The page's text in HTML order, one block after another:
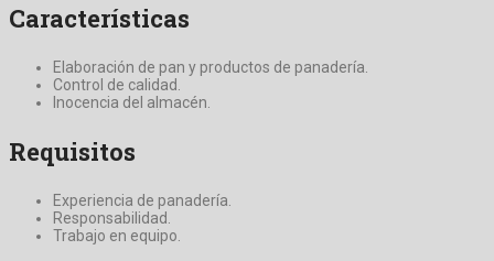
Características
Elaboración de pan y productos de panadería.
Control de calidad.
Inocencia del almacén.
Requisitos
Experiencia de panadería.
Responsabilidad.
Trabajo en equipo.